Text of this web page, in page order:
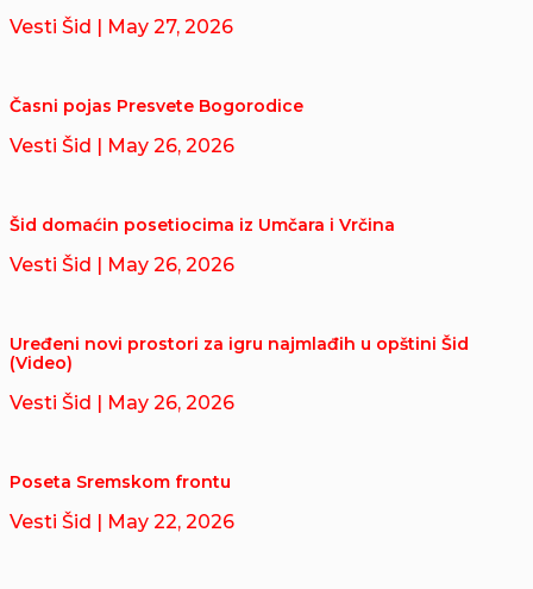
Vesti Šid | May 27, 2026
Časni pojas Presvete Bogorodice
Vesti Šid | May 26, 2026
Šid domaćin posetiocima iz Umčara i Vrčina
Vesti Šid | May 26, 2026
Uređeni novi prostori za igru najmlađih u opštini Šid
(Video)
Vesti Šid | May 26, 2026
Poseta Sremskom frontu
Vesti Šid | May 22, 2026